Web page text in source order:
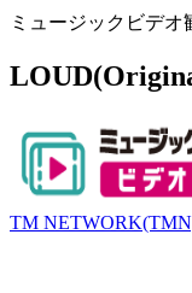
ミュージックビデオ
TM